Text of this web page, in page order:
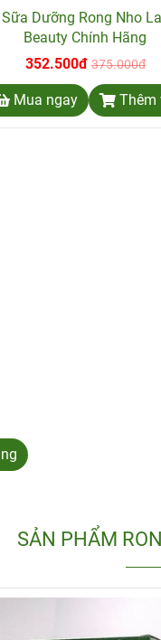
Sữa Dưỡng Rong Nho
Beauty Chính Hãng
352.500đ 375.000đ
Mua ngay Thêm
SẢN PHẨM